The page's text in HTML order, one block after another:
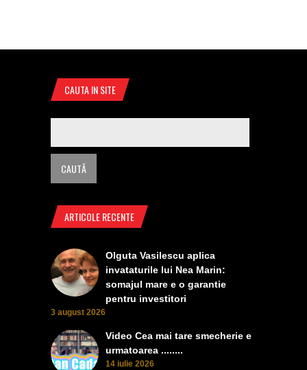
CAUTA IN SITE
ARTICOLE RECENTE
Olguta Vasilescu aplica
invataturile lui Nea Marin:
somajul mare e o garantie
pentru investitori
3 august 2026
Video Cea mai tare smecherie e
urmatoarea ........
14 iulie 2026